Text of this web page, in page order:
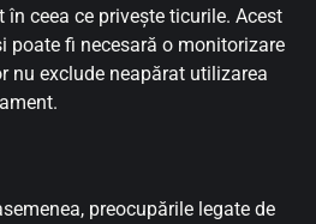
în ceea ce privește ticurile. Acest
poate fi necesară o monitorizare
nu exclude neapărat utilizarea
preocupările legate de